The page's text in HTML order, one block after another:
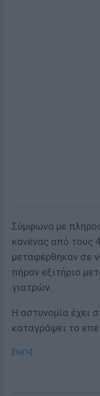
Σύμφωνα με
κανένας από τους
μεταφέρθηκαν σε
πήραν εξιτήριο
γιατρών.
Η αστυνομία έχει
καταγράψει το
[ΠΗΓΗ]